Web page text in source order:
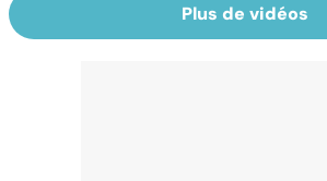
Plus de vidéos